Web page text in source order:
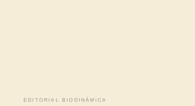
EDITORIAL BIODINÁMICA